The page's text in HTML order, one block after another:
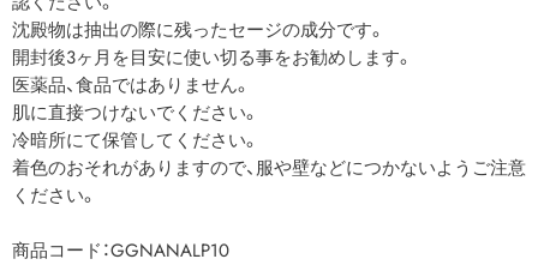
沈殿物は抽出の際に残ったセージの成分です。
開封後3ヶ月を目安に使い切る事をお勧めします。
医薬品、食品ではありません。
肌に直接つけないでください。
冷暗所にて保管してください。
着色のおそれがありますので、服や壁などにつかないようご注意
ください。
商品コード：GGNANALP10